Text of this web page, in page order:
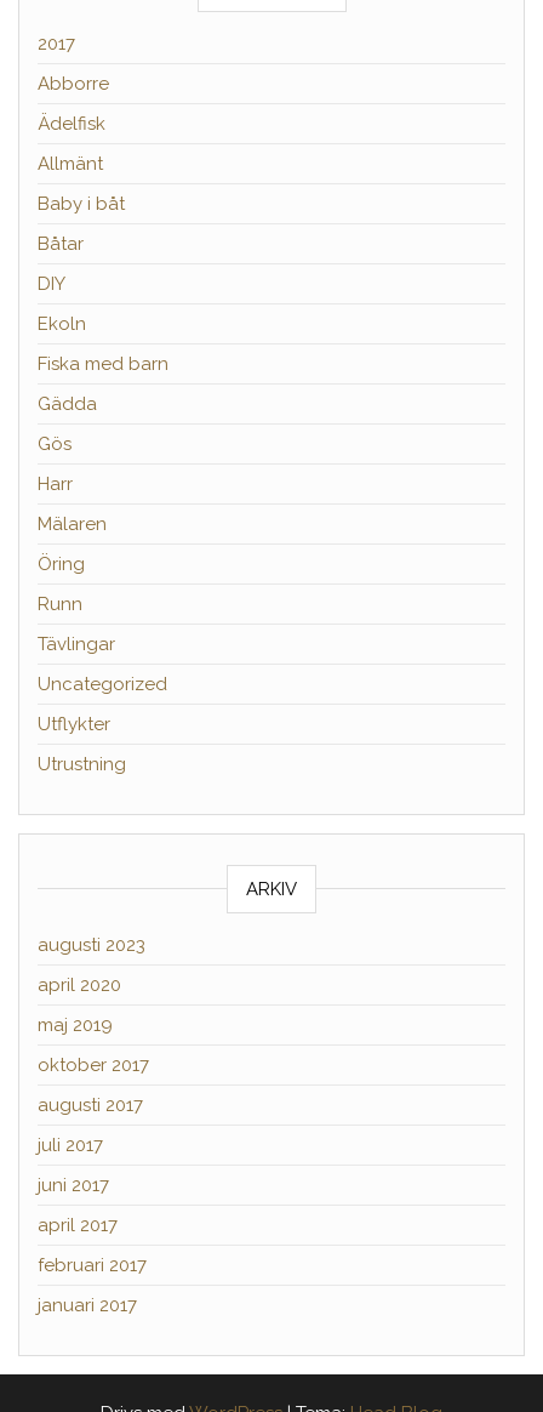
2017
Abborre
Ädelfisk
Allmänt
Baby i båt
Båtar
DIY
Ekoln
Fiska med barn
Gädda
Gös
Harr
Mälaren
Öring
Runn
Tävlingar
Uncategorized
Utflykter
Utrustning
ARKIV
augusti 2023
april 2020
maj 2019
oktober 2017
augusti 2017
juli 2017
juni 2017
april 2017
februari 2017
januari 2017